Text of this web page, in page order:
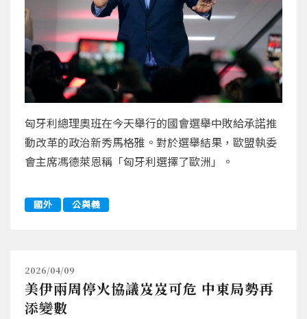
匈牙利總理奧班在今天舉行的國會選舉中敗給承諾推
動改革的政治新秀馬格雅。對於選舉結果，歐盟執委
會主席馮德萊恩稱「匈牙利選擇了歐洲」。
國外 公與義
2026/04/09
美伊兩周停火協議岌岌可危 中東局勢再
添變數